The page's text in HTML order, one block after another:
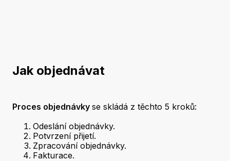
Jak objednávat
Proces objednávky se skládá z těchto 5 kroků:
Odeslání objednávky.
Potvrzení přijetí.
Zpracování objednávky.
Fakturace.